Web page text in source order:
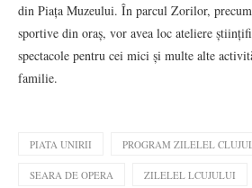
din Piața Muzeului. În parcul Zorilor,
sportive din oraș, vor avea loc ateliere
spectacole pentru cei mici și multe alte
familie.
PIATA UNIRII PROGRAM ZILELEL
SEARA DE OPERA ZILELEL LCUJULUI